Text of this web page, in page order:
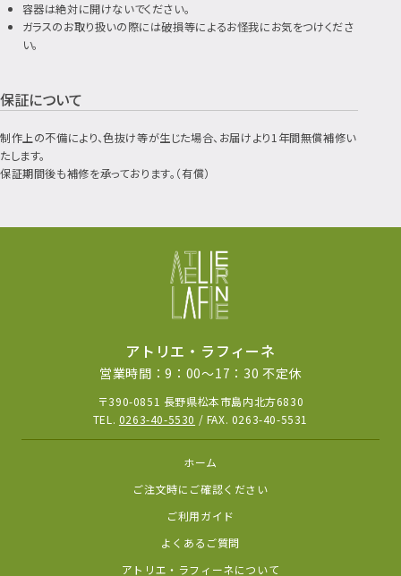
容器は絶対に開けないでください。
ガラスのお取り扱いの際には破損等によるお怪我にお気をつけくださ
い。
保証について
制作上の不備により、色抜け等が生じた場合、お届けより1年間無償補修い
たします。
保証期間後も補修を承っております。（有償）
アトリエ・ラフィーネ
営業時間：9：00～17：30 不定休
〒390-0851 長野県松本市島内北方6830
TEL. 0263-40-5530 / FAX. 0263-40-5531
ホーム
ご注文時にご確認ください
ご利用ガイド
よくあるご質問
アトリエ・ラフィーネについて